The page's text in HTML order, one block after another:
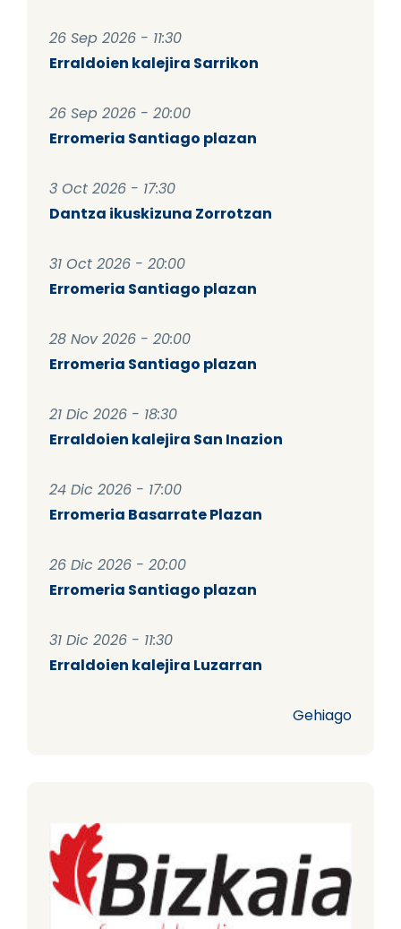
26 Sep 2026 - 11:30
Erraldoien kalejira Sarrikon
26 Sep 2026 - 20:00
Erromeria Santiago plazan
3 Oct 2026 - 17:30
Dantza ikuskizuna Zorrotzan
31 Oct 2026 - 20:00
Erromeria Santiago plazan
28 Nov 2026 - 20:00
Erromeria Santiago plazan
21 Dic 2026 - 18:30
Erraldoien kalejira San Inazion
24 Dic 2026 - 17:00
Erromeria Basarrate Plazan
26 Dic 2026 - 20:00
Erromeria Santiago plazan
31 Dic 2026 - 11:30
Erraldoien kalejira Luzarran
Gehiago